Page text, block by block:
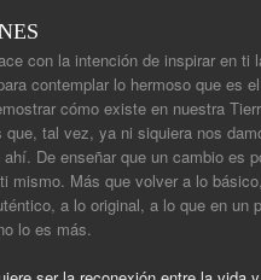
con la intención de inspirar en ti
contemplar lo hermoso que es
cómo existe en nuestra
que, tal vez, ya ni siquiera nos
De enseñar que un cambio es
mismo. Más que volver a lo
a lo original, a lo que en un
lo es más.